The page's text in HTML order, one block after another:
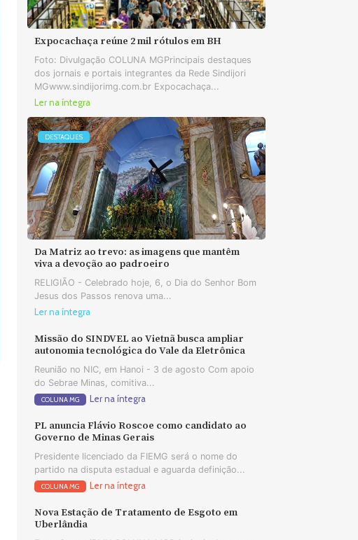
Expocachaça reúne 2 mil rótulos em BH
Foto: Divulgação COLUNA MGPrincipais destaques
dos jornais e portais integrantes da Rede Sindijori
MGwww.sindijorimg.com.br Expocachaça...
Ler na íntegra
DESTAQUES
Da Matriz ao trevo: as imagens que mantêm
viva a devoção ao padroeiro
RELIGIÃO - Celebrado hoje, 6, o Dia do Senhor Bom
Jesus dos Passos renova uma...
Ler na íntegra
Missão do SINDVEL ao Vietnã busca ampliar
autonomia tecnológica do Vale da Eletrônica
Reunião no NIC, em Hanoi - 3 de agosto Com apoio
do Sebrae Minas, comitiva...
COLUNA MG Ler na íntegra
PL anuncia Flávio Roscoe como candidato ao
Governo de Minas Gerais
Presidente licenciado da FIEMG será o nome do
partido na disputa estadual e aguarda definição...
COLUNA MG Ler na íntegra
Nova Estação de Tratamento de Esgoto em
Uberlândia